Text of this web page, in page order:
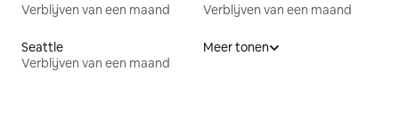
Verblijven van een maand
Verblijven van een maand
Seattle
Verblijven van een maand
Meer tonen